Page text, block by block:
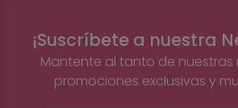
¡Suscríbete a nuestra
Mantente al tanto de nuestras
promociones exclusivas y